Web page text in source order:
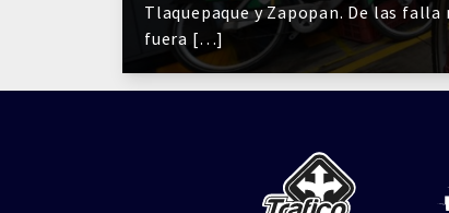
Tlaquepaque y Zapopan. De las
fuera […]